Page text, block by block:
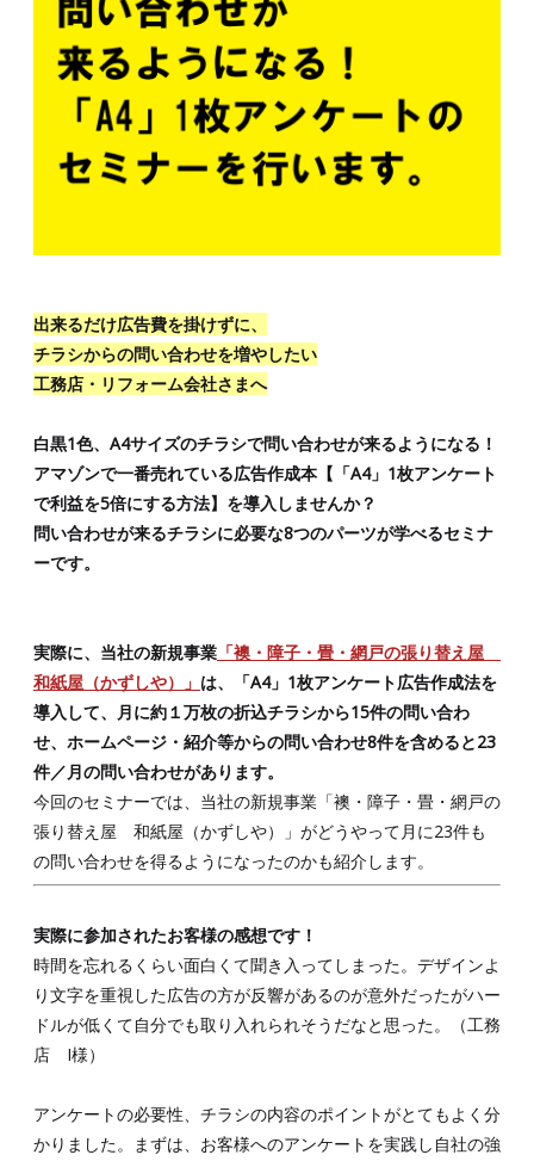
出来るだけ広告費を掛けずに、
チラシからの問い合わせを増やしたい
工務店・リフォーム会社さまへ
白黒1色、A4サイズのチラシで問い合わせが来るようになる！
アマゾンで一番売れている広告作成本【「A4」1枚アンケート
で利益を5倍にする方法】を導入しませんか？
問い合わせが来るチラシに必要な8つのパーツが学べるセミナ
ーです。
実際に、当社の新規事業 「襖・障子・畳・網戸の張り替え屋
和紙屋（かずしや）」 は、「A4」1枚アンケート広告作成法を
導入して、月に約１万枚の折込チラシから15件の問い合わ
せ、ホームページ・紹介等からの問い合わせ8件を含めると23
件／月の問い合わせがあります。
今回のセミナーでは、当社の新規事業「襖・障子・畳・網戸の
張り替え屋 和紙屋（かずしや）」がどうやって月に23件も
の問い合わせを得るようになったのかも紹介します。
実際に参加されたお客様の感想です！
時間を忘れるくらい面白くて聞き入ってしまった。デザインよ
り文字を重視した広告の方が反響があるのが意外だったがハー
ドルが低くて自分でも取り入れられそうだなと思った。（工務
店 I様）
アンケートの必要性、チラシの内容のポイントがとてもよく分
かりました。まずは、お客様へのアンケートを実践し自社の強